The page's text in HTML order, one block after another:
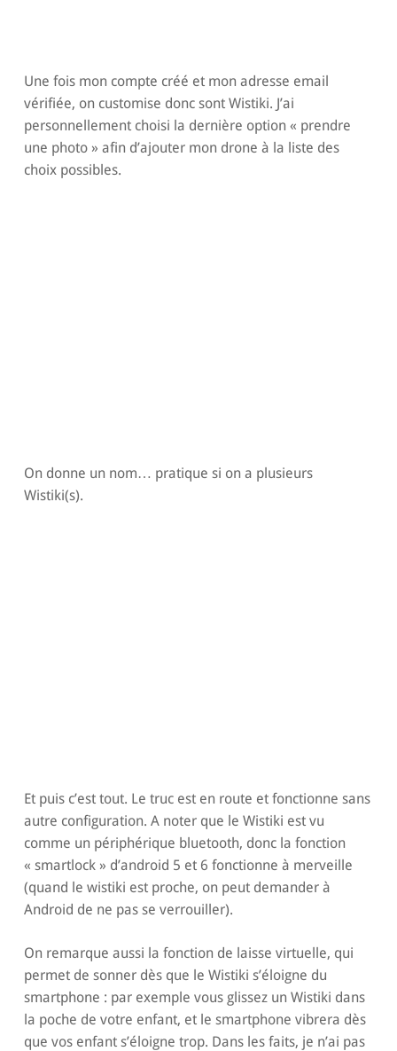
Une fois mon compte créé et mon adresse email
vérifiée, on customise donc sont Wistiki. J’ai
personnellement choisi la dernière option « prendre
une photo » afin d’ajouter mon drone à la liste des
choix possibles.
On donne un nom… pratique si on a plusieurs
Wistiki(s).
Et puis c’est tout. Le truc est en route et fonctionne sans
autre configuration. A noter que le Wistiki est vu
comme un périphérique bluetooth, donc la fonction
« smartlock » d’android 5 et 6 fonctionne à merveille
(quand le wistiki est proche, on peut demander à
Android de ne pas se verrouiller).
On remarque aussi la fonction de laisse virtuelle, qui
permet de sonner dès que le Wistiki s’éloigne du
smartphone : par exemple vous glissez un Wistiki dans
la poche de votre enfant, et le smartphone vibrera dès
que vos enfant s’éloigne trop. Dans les faits, je n’ai pas